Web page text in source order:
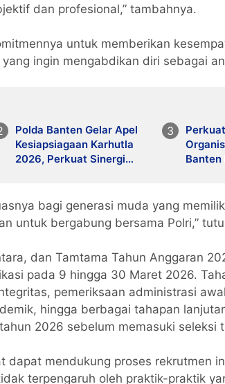
dan profesional,” tambahnya.
untuk memberikan
ingin mengabdikan diri sebagai
Polda Banten Gelar Apel
Kesiapsiagaan Karhutla
2026, Perkuat Sinergi
Banten
bagi generasi muda yang
untuk bergabung bersama Polri,”
dan Tamtama Tahun Anggaran
pada 9 hingga 30 Maret 2026.
pemeriksaan administrasi
hingga berbagai tahapan
2026 sebelum memasuki seleksi
dapat mendukung proses rekrutmen
terpengaruh oleh praktik-praktik